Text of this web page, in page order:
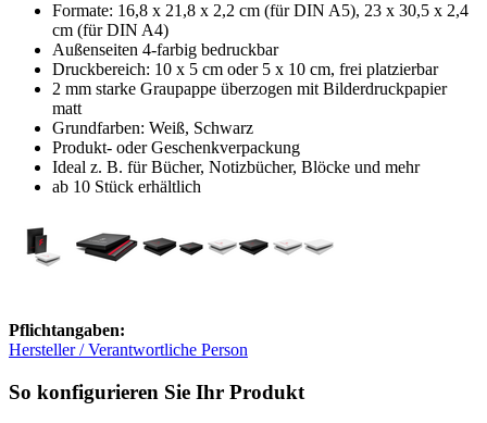
Formate: 16,8 x 21,8 x 2,2 cm (für DIN A5), 23 x 30,5 x 2,4
cm (für DIN A4)
Außenseiten 4-farbig bedruckbar
Druckbereich: 10 x 5 cm oder 5 x 10 cm, frei platzierbar
2 mm starke Graupappe überzogen mit Bilderdruckpapier
matt
Grundfarben: Weiß, Schwarz
Produkt- oder Geschenkverpackung
Ideal z. B. für Bücher, Notizbücher, Blöcke und mehr
ab 10 Stück erhältlich
Pflichtangaben:
Hersteller / Verantwortliche Person
So konfigurieren Sie Ihr Produkt